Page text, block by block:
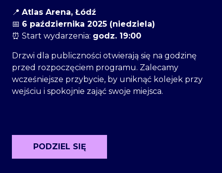
📍 Atlas Arena, Łódź
📅 6 października 2025 (niedziela)
⏰ Start wydarzenia: godz. 19:00
Drzwi dla publiczności otwierają się na godzinę
przed rozpoczęciem programu. Zalecamy
wcześniejsze przybycie, by uniknąć kolejek przy
wejściu i spokojnie zająć swoje miejsca.
PODZIEL SIĘ